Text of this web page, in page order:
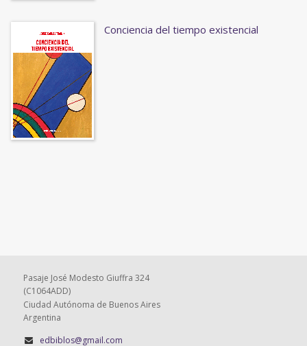
Conciencia del tiempo existencial
Pasaje José Modesto Giuffra 324
(C1064ADD)
Ciudad Autónoma de Buenos Aires
Argentina
edbiblos@gmail.com